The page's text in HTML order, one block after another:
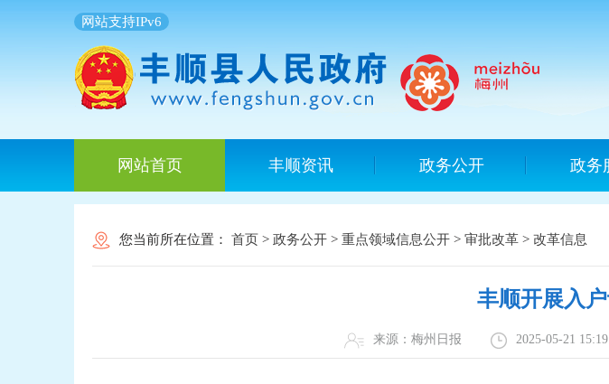
网站支持IPv6
网站首页 丰顺资讯 政务公开 政务
您当前所在位置： 首页 > 政务公开 > 重点领域信息公开 > 审批改革 > 改革信息
丰顺开展入
来源：梅州日报 2025-05-21